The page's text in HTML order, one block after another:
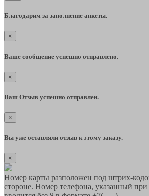
Благодарим за заполнение анкеты.
×
Ваше сообщение успешно отправлено.
×
Ваш Отзыв успешно отправлен.
×
Вы уже оставляли отзыв к этому заказу.
×
Номер карты разположен под штрих-
стороне. Номер телефона, указанный